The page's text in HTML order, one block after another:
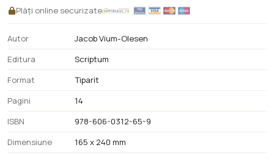
Plăți online securizate
Autor
Jacob Vium-Olesen
Editura
Scriptum
Format
Tiparit
Pagini
14
ISBN
978-606-0312-65-9
Dimensiune
165 x 240 mm